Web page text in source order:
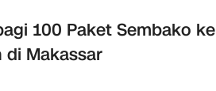
100 Paket Sembako ke
Makassar